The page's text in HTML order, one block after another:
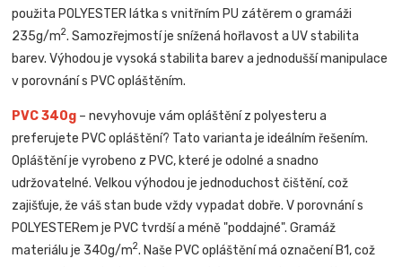
použita POLYESTER látka s vnitřním PU zátěrem o gramáži
235g/m2. Samozřejmostí je snížená hořlavost a UV stabilita
barev. Výhodou je vysoká stabilita barev a jednodušší manipulace
v porovnání s PVC opláštěním.
PVC 340g – nevyhovuje vám opláštění z polyesteru a
preferujete PVC opláštění? Tato varianta je ideálním řešením.
Opláštění je vyrobeno z PVC, které je odolné a snadno
udržovatelné. Velkou výhodou je jednoduchost čištění, což
zajišťuje, že váš stan bude vždy vypadat dobře. V porovnání s
POLYESTERem je PVC tvrdší a méně "poddajné". Gramáž
materiálu je 340g/m2. Naše PVC opláštění má označení B1, což